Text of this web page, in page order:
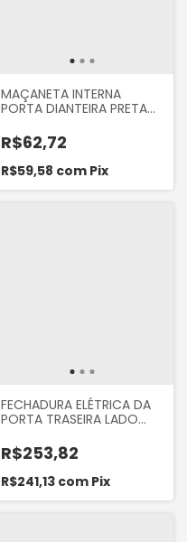
MAÇANETA INTERNA
PORTA DIANTEIRA PRETA
2007 A 2013 LOGAN 2007
A 2013 DUSTER 2012...
OROCH 2015...
R$62,72
R$59,58 com Pix
FECHADURA ELÉTRICA DA
PORTA TRASEIRA LADO
SANDERO 2007... LOGAN
2007...
R$253,82
R$241,13 com Pix